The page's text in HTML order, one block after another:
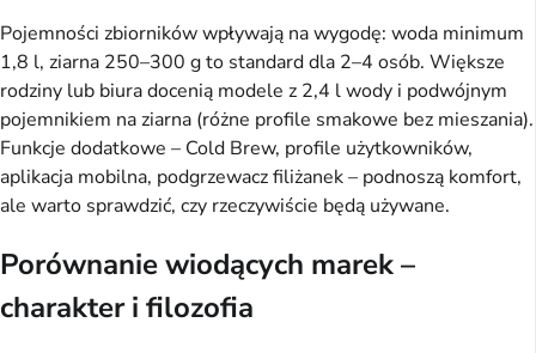
Pojemności zbiorników wpływają na wygodę: woda minimum
1,8 l, ziarna 250–300 g to standard dla 2–4 osób. Większe
rodziny lub biura docenią modele z 2,4 l wody i podwójnym
pojemnikiem na ziarna (różne profile smakowe bez mieszania).
Funkcje dodatkowe – Cold Brew, profile użytkowników,
aplikacja mobilna, podgrzewacz filiżanek – podnoszą komfort,
ale warto sprawdzić, czy rzeczywiście będą używane.
Porównanie wiodących marek –
charakter i filozofia